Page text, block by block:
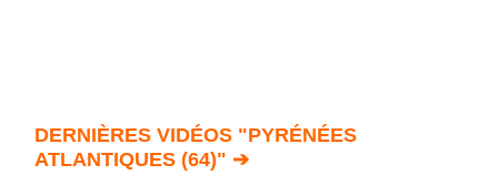
DERNIÈRES VIDÉOS "PYRÉNÉES
ATLANTIQUES (64)" ➔